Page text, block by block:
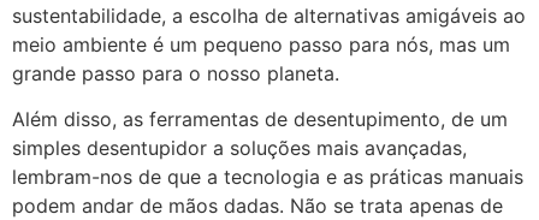
sustentabilidade, a escolha de alternativas amigáveis ao
meio ambiente é um pequeno passo para nós, mas um
grande passo para o nosso planeta.
Além disso, as ferramentas de desentupimento, de um
simples desentupidor a soluções mais avançadas,
lembram-nos de que a tecnologia e as práticas manuais
podem andar de mãos dadas. Não se trata apenas de